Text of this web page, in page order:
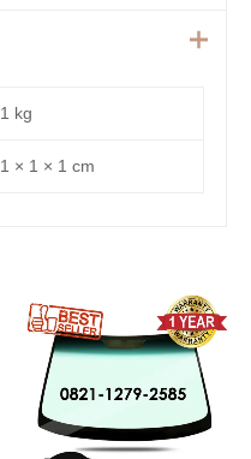
1 kg
1 × 1 × 1 cm